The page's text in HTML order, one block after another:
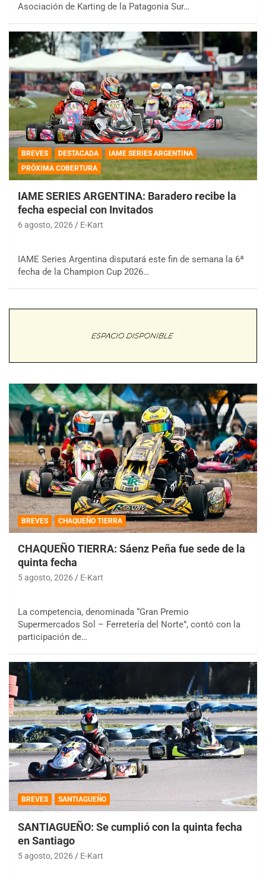
Asociación de Karting de la Patagonia Sur…
BREVES DESTACADA
IAME SERIES ARGENTINA
PRÓXIMA COBERTURA
IAME SERIES ARGENTINA: Baradero recibe la
fecha especial con Invitados
6 agosto, 2026 E-Kart
IAME Series Argentina disputará este fin de semana la 6ª
fecha de la Champion Cup 2026…
BREVES CHAQUEÑO TIERRA
CHAQUEÑO TIERRA: Sáenz Peña fue sede de la
quinta fecha
5 agosto, 2026 E-Kart
La competencia, denominada “Gran Premio
Supermercados Sol – Ferretería del Norte”, contó con la
participación de…
BREVES SANTIAGUEÑO
SANTIAGUEÑO: Se cumplió con la quinta fecha
en Santiago
5 agosto, 2026 E-Kart